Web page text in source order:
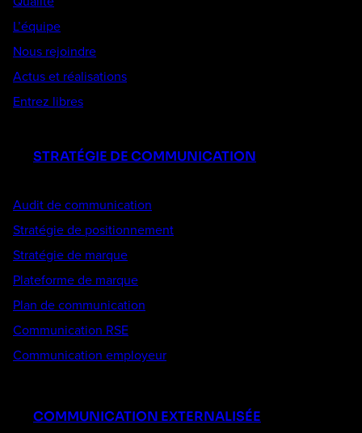
L’équipe
Nous rejoindre
Actus et réalisations
Entrez libres
STRATÉGIE DE COMMUNICATION
Audit de communication
Stratégie de positionnement
Stratégie de marque
Plateforme de marque
Plan de communication
Communication RSE
Communication employeur
COMMUNICATION EXTERNALISÉE